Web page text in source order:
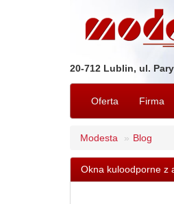
20-712 Lublin, ul.
Oferta Firma
Modesta Blog
Okna kuloodporne z